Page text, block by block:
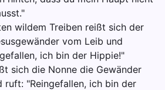
wildem Treiben reißt sich der
vom Leib und
ich bin der Hippie!"
sich die Nonne die Gewänder
ruft: "Reingefallen, ich bin der